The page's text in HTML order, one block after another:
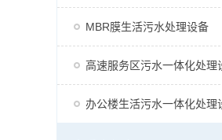
MBR膜生活污水处理设备
高速服务区污水一体化处理
办公楼生活污水一体化处理